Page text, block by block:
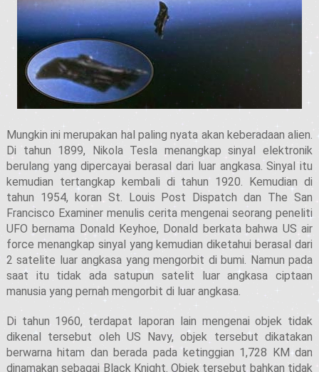
Mungkin ini merupakan hal paling nyata akan keberadaan alien.
Di tahun 1899, Nikola Tesla menangkap sinyal elektronik
berulang yang dipercayai berasal dari luar angkasa. Sinyal itu
kemudian tertangkap kembali di tahun 1920. Kemudian di
tahun 1954, koran St. Louis Post Dispatch dan The San
Francisco Examiner menulis cerita mengenai seorang peneliti
UFO bernama Donald Keyhoe, Donald berkata bahwa US air
force menangkap sinyal yang kemudian diketahui berasal dari
2 satelite luar angkasa yang mengorbit di bumi. Namun pada
saat itu tidak ada satupun satelit luar angkasa ciptaan
manusia yang pernah mengorbit di luar angkasa.
Di tahun 1960, terdapat laporan lain mengenai objek tidak
dikenal tersebut oleh US Navy, objek tersebut dikatakan
berwarna hitam dan berada pada ketinggian 1,728 KM dan
dinamakan sebagai Black Knight. Objek tersebut bahkan tidak